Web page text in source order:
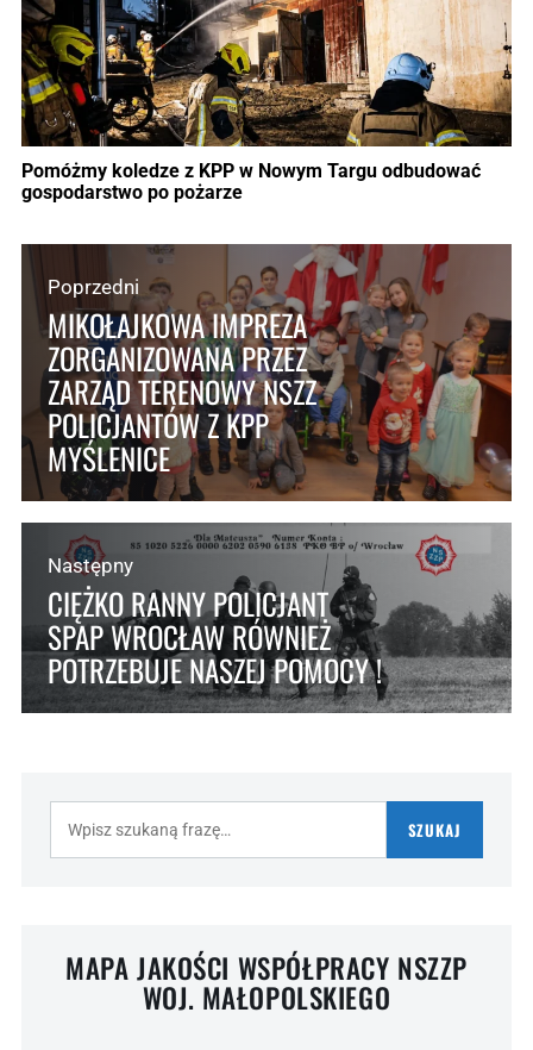
Pomóżmy koledze z KPP w Nowym Targu odbudować
gospodarstwo po pożarze
Poprzedni
MIKOŁAJKOWA IMPREZA
ZORGANIZOWANA PRZEZ
ZARZĄD TERENOWY NSZZ
POLICJANTÓW Z KPP
MYŚLENICE
Następny
CIĘŻKO RANNY POLICJANT
SPAP WROCŁAW RÓWNIEŻ
POTRZEBUJE NASZEJ POMOCY !
SZUKAJ
MAPA JAKOŚCI WSPÓŁPRACY NSZZP
WOJ. MAŁOPOLSKIEGO